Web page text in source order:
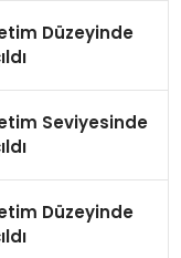
Düzeyinde
Seviyesinde
Düzeyinde